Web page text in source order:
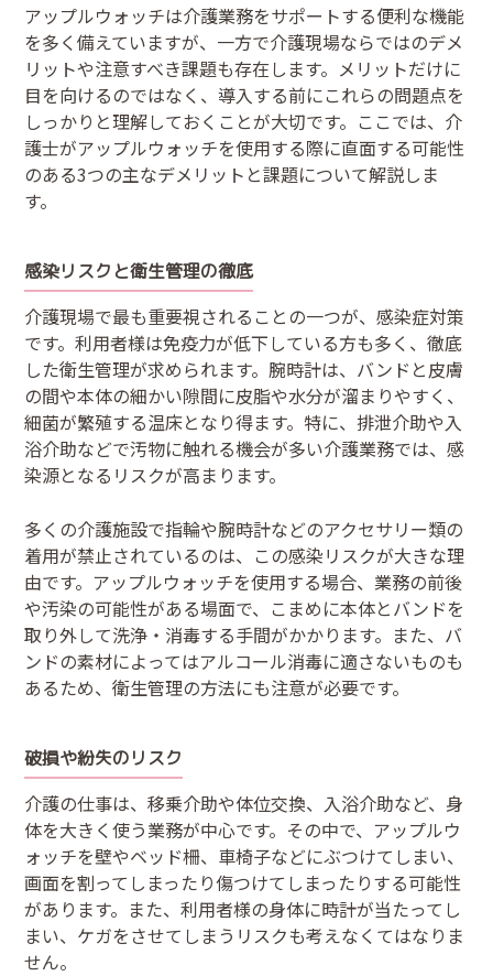
アップルウォッチは介護業務をサポートする便利な機能
を多く備えていますが、一方で介護現場ならではのデメ
リットや注意すべき課題も存在します。メリットだけに
目を向けるのではなく、導入する前にこれらの問題点を
しっかりと理解しておくことが大切です。ここでは、介
護士がアップルウォッチを使用する際に直面する可能性
のある3つの主なデメリットと課題について解説しま
す。
感染リスクと衛生管理の徹底
介護現場で最も重要視されることの一つが、感染症対策
です。利用者様は免疫力が低下している方も多く、徹底
した衛生管理が求められます。腕時計は、バンドと皮膚
の間や本体の細かい隙間に皮脂や水分が溜まりやすく、
細菌が繁殖する温床となり得ます。特に、排泄介助や入
浴介助などで汚物に触れる機会が多い介護業務では、感
染源となるリスクが高まります。
多くの介護施設で指輪や腕時計などのアクセサリー類の
着用が禁止されているのは、この感染リスクが大きな理
由です。アップルウォッチを使用する場合、業務の前後
や汚染の可能性がある場面で、こまめに本体とバンドを
取り外して洗浄・消毒する手間がかかります。また、バ
ンドの素材によってはアルコール消毒に適さないものも
あるため、衛生管理の方法にも注意が必要です。
破損や紛失のリスク
介護の仕事は、移乗介助や体位交換、入浴介助など、身
体を大きく使う業務が中心です。その中で、アップルウ
ォッチを壁やベッド柵、車椅子などにぶつけてしまい、
画面を割ってしまったり傷つけてしまったりする可能性
があります。また、利用者様の身体に時計が当たってし
まい、ケガをさせてしまうリスクも考えなくてはなりま
せん。